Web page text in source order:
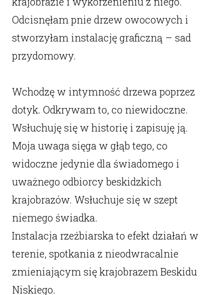
Odcisnęłam pnie drzew owocowych i
stworzyłam instalację graficzną – sad
przydomowy.
Wchodzę w intymność drzewa poprzez
dotyk. Odkrywam to, co niewidoczne.
Wsłuchuję się w historię i zapisuję ją.
Moja uwaga sięga w głąb tego, co
widoczne jedynie dla świadomego i
uważnego odbiorcy beskidzkich
krajobrazów. Wsłuchuje się w szept
niemego świadka.
Instalacja rzeźbiarska to efekt działań w
terenie, spotkania z nieodwracalnie
zmieniającym się krajobrazem Beskidu
Niskiego.